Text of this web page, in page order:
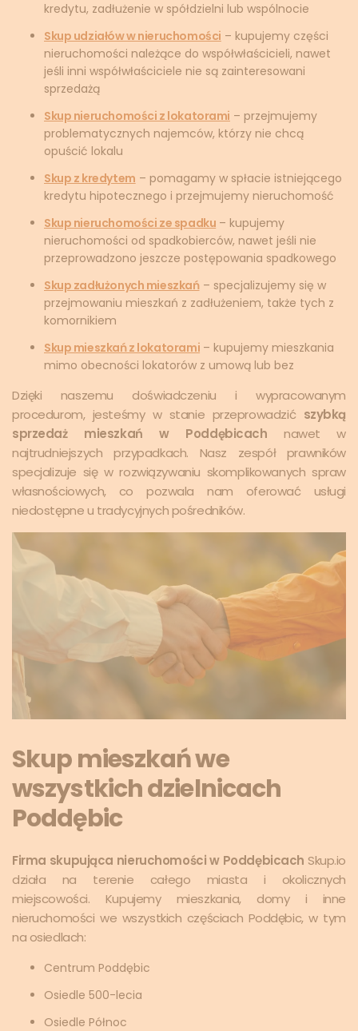
kredytu, zadłużenie w spółdzielni lub wspólnocie
Skup udziałów w nieruchomości – kupujemy części
nieruchomości należące do współwłaścicieli, nawet
jeśli inni współwłaściciele nie są zainteresowani
sprzedażą
Skup nieruchomości z lokatorami – przejmujemy
problematycznych najemców, którzy nie chcą
opuścić lokalu
Skup z kredytem – pomagamy w spłacie istniejącego
kredytu hipotecznego i przejmujemy nieruchomość
Skup nieruchomości ze spadku – kupujemy
nieruchomości od spadkobierców, nawet jeśli nie
przeprowadzono jeszcze postępowania spadkowego
Skup zadłużonych mieszkań– specjalizujemy się w
przejmowaniu mieszkań z zadłużeniem, także tych z
komornikiem
Skup mieszkań z lokatorami – kupujemy mieszkania
mimo obecności lokatorów z umową lub bez
Dzięki naszemu doświadczeniu i wypracowanym
procedurom, jesteśmy w stanie przeprowadzić szybką
sprzedaż mieszkań w Poddębicach nawet w
najtrudniejszych przypadkach. Nasz zespół prawników
specjalizuje się w rozwiązywaniu skomplikowanych spraw
własnościowych, co pozwala nam oferować usługi
niedostępne u tradycyjnych pośredników.
Skup mieszkań we
wszystkich dzielnicach
Poddębic
Firma skupująca nieruchomości w Poddębicach Skup.io
działa na terenie całego miasta i okolicznych
miejscowości. Kupujemy mieszkania, domy i inne
nieruchomości we wszystkich częściach Poddębic, w tym
na osiedlach:
Centrum Poddębic
Osiedle 500-lecia
Osiedle Północ